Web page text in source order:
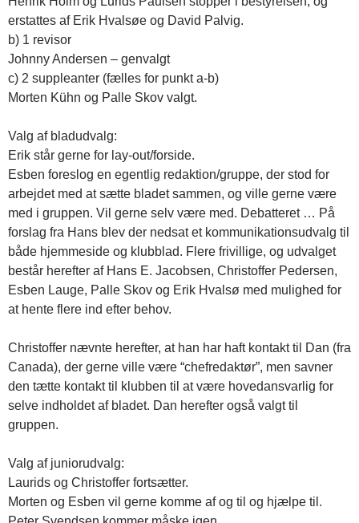
erstattes af Erik Hvalsøe og David Palvig.
b) 1 revisor
Johnny Andersen – genvalgt
c) 2 suppleanter (fælles for punkt a-b)
Morten Kühn og Palle Skov valgt.
Valg af bladudvalg:
Erik står gerne for lay-out/forside.
Esben foreslog en egentlig redaktion/gruppe, der stod for
arbejdet med at sætte bladet sammen, og ville gerne være
med i gruppen. Vil gerne selv være med. Debatteret … På
forslag fra Hans blev der nedsat et kommunikationsudvalg til
både hjemmeside og klubblad. Flere frivillige, og udvalget
består herefter af Hans E. Jacobsen, Christoffer Pedersen,
Esben Lauge, Palle Skov og Erik Hvalsø med mulighed for
at hente flere ind efter behov.
Christoffer nævnte herefter, at han har haft kontakt til Dan (fra
Canada), der gerne ville være “chefredaktør”, men savner
den tætte kontakt til klubben til at være hovedansvarlig for
selve indholdet af bladet. Dan herefter også valgt til
gruppen.
Valg af juniorudvalg:
Laurids og Christoffer fortsætter.
Morten og Esben vil gerne komme af og til og hjælpe til.